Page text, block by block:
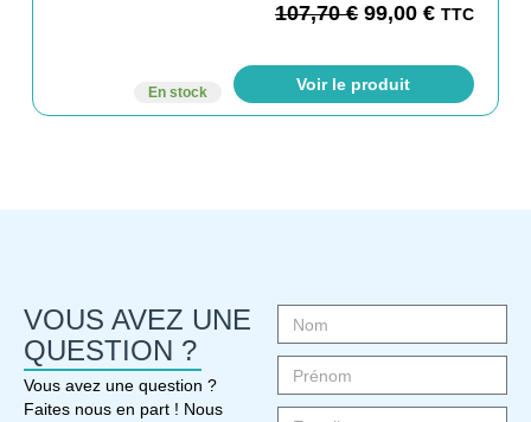
En stock
107,70€ 99,00€ TTC
Voir le produit
VOUS AVEZ UNE
QUESTION ?
Vous avez une question ?
Faites nous en part ! Nous